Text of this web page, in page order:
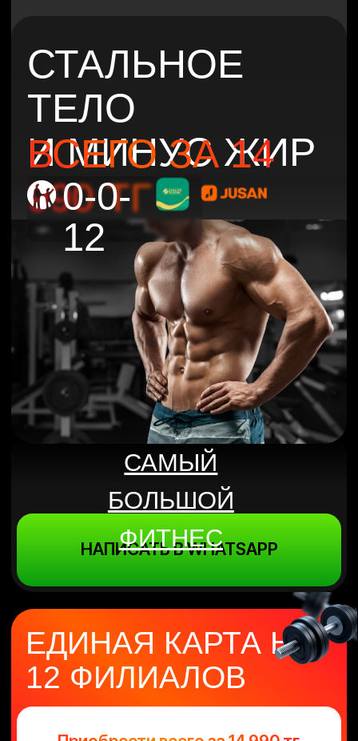
СТАЛЬНОЕ
ТЕЛО
И МИНУС ЖИР
НАПИСАТЬ В WHATSAPP
САМЫЙ
БОЛЬШОЙ
ФИТНЕС
ВСЕГО ЗА 14
990 ТГ
ЕДИНАЯ КАРТА НА
Приобрести всего за 14 990 тг
0-0-
12
ГОД
С ТРЕНЕРОМ
приобрести всего за 19 990 тг